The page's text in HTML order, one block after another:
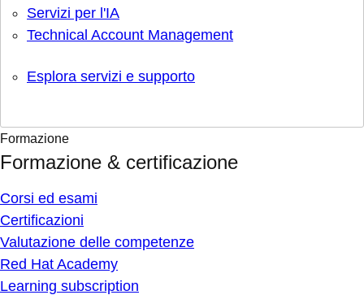
Servizi per l'IA
Technical Account Management
Esplora servizi e supporto
Formazione
Formazione & certificazione
Corsi ed esami
Certificazioni
Valutazione delle competenze
Red Hat Academy
Learning subscription